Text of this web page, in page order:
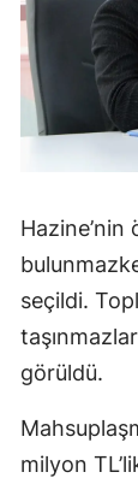
Hazine’nin
seçildi.
görüldü.
milyon